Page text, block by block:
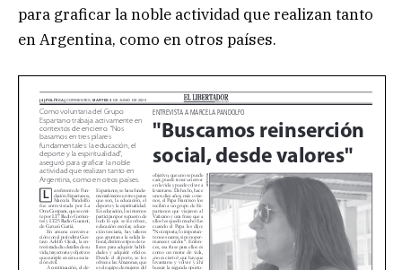
para graficar la noble actividad que realizan tanto
en Argentina, como en otros países.